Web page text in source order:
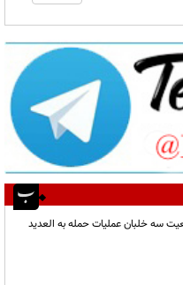
سه خلبان عملیات حمله به العدید